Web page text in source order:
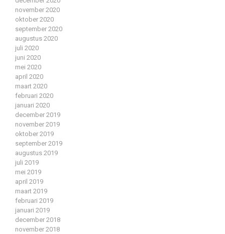
november 2020
oktober 2020
september 2020
augustus 2020
juli 2020
juni 2020
mei 2020
april 2020
maart 2020
februari 2020
januari 2020
december 2019
november 2019
oktober 2019
september 2019
augustus 2019
juli 2019
mei 2019
april 2019
maart 2019
februari 2019
januari 2019
december 2018
november 2018